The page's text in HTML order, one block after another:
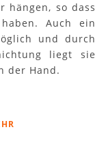
hängen, so dass
Auch ein
und durch
liegt sie
der Hand.